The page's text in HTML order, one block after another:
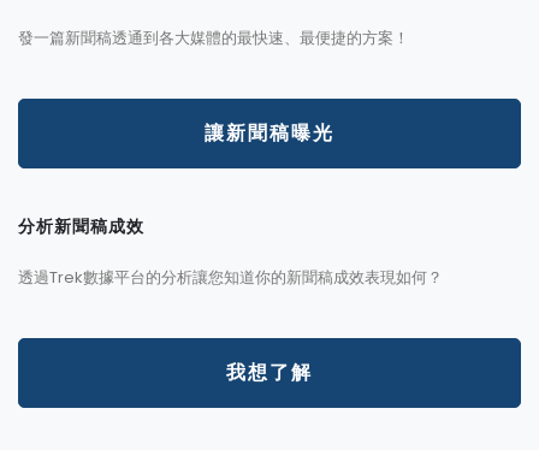
發一篇新聞稿透通到各大媒體的最快速、最便捷的方案！
讓新聞稿曝光
分析新聞稿成效
透過Trek數據平台的分析讓您知道你的新聞稿成效表現如何？
我想了解